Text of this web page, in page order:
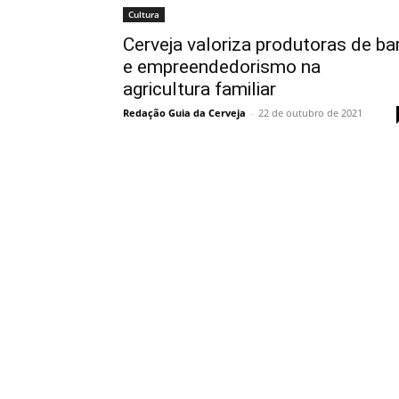
Cultura
Cerveja valoriza produtoras de
e empreendedorismo na
agricultura familiar
Redação Guia da Cerveja - 22 de outubro de 2021